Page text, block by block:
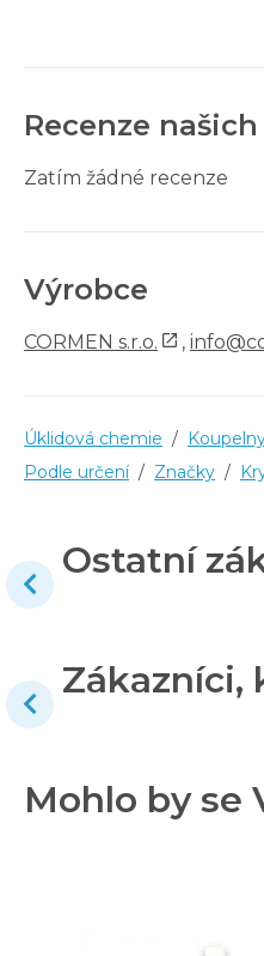
Recenze
Zatím žádné recenze
Výrobce
CORMEN s.r.o. ,
Úklidová chemie /
Podle určení / Značky /
Ostatní
Zákazníci,
Mohlo by se